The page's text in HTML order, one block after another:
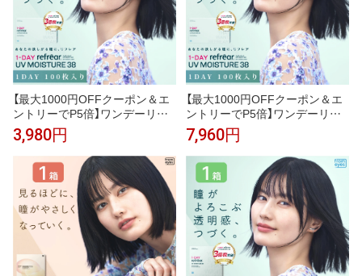
【最大1000円OFFクーポン＆エ
ントリーでP5倍】ワンデーリフ
レアUVモイスチャー38 1箱 （10
0枚）UVカット コンタクトレン
ズ 1day 1日使い捨て コンタクト
refrear フロムアイズ
3,980円
【最大1000円OFFクーポン＆エ
ントリーでP5倍】ワンデーリフ
レアUVモイスチャー38 2箱セッ
ト （1箱100枚）UVカット コンタ
クトレンズ 1day 1日使い捨て コ
ンタクト refrear フロムアイズ
7,960円